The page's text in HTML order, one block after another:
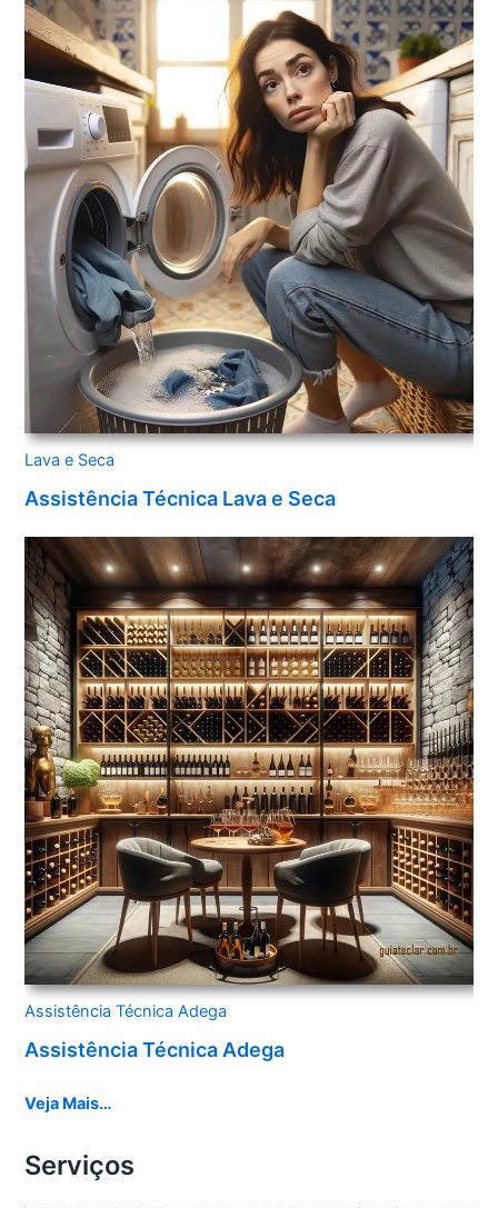
Lava e Seca
Assistência Técnica Lava e Seca
Assistência Técnica Adega
Assistência Técnica Adega
Veja Mais…
Serviços